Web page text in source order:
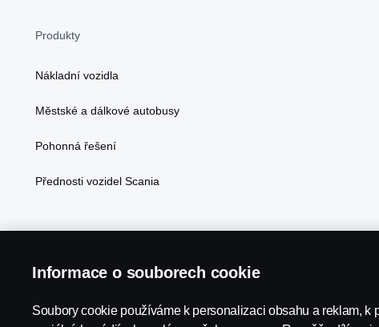
Produkty
Nákladní vozidla
Městské a dálkové autobusy
Pohonná řešení
Přednosti vozidel Scania
Informace o souborech cookie
Soubory cookie používáme k personalizaci obsahu a reklam, k